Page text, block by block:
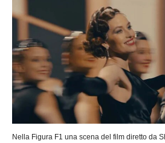
Nella Figura F1 una scena del film diretto da